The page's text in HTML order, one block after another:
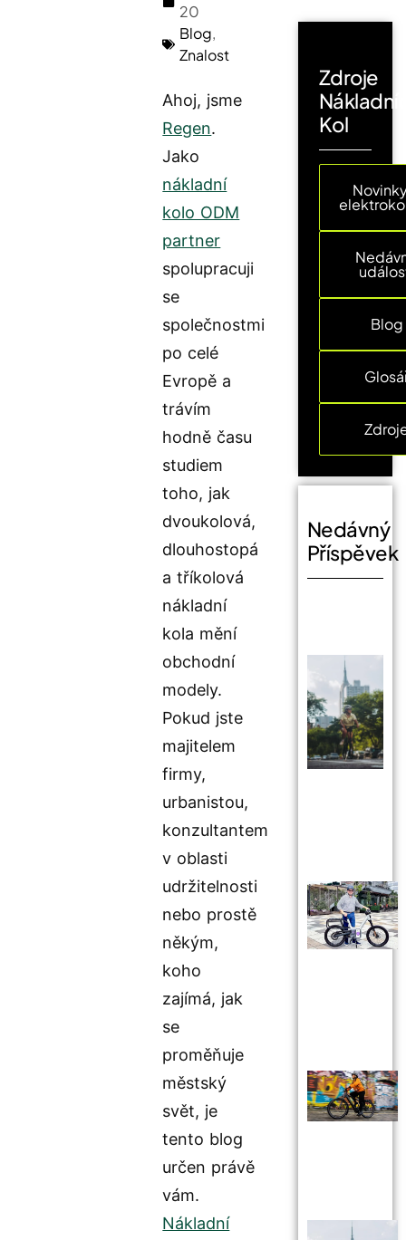
20
Blog,
Znalost
Ahoj, jsme
Regen.
Jako
nákladní
kolo ODM
partner
spolupracuji
se
společnostmi
po celé
Evropě a
trávím
hodně času
studiem
toho, jak
dvoukolová,
dlouhostopá
a tříkolová
nákladní
kola mění
obchodní
modely.
Pokud jste
majitelem
firmy,
urbanistou,
konzultantem
v oblasti
udržitelnosti
nebo prostě
někým,
koho
zajímá, jak
se
proměňuje
městský
svět, je
tento blog
určen právě
vám.
Nákladní
Zdroje
Kol
Blog
Nedávný
Příspěvek